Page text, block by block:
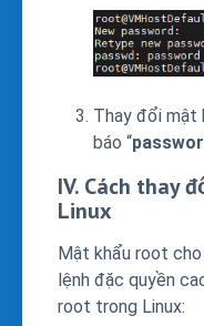
Thay đổi mật
báo “
IV. Cách thay
Linux
Mật khẩu root
lệnh đặc quyền
root trong Linux: